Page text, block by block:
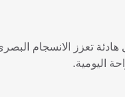
تعزز الانسجام
اليومية.